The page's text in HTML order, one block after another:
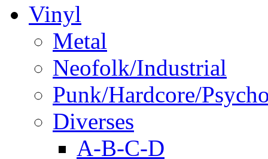
Vinyl
Metal
Neofolk/Industrial
Punk/Hardcore/
Diverses
A-B-C-D